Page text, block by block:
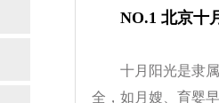
NO.1 北京十
十月阳光是隶
全，如月嫂、育婴